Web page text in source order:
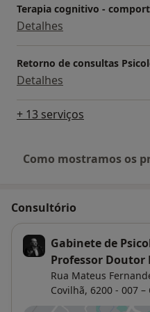
Terapia cognitivo -
Detalhes
Retorno de consultas
Detalhes
+ 13 serviços
Como mostramos os
Consultório
Gabinete de
Professor Doutor
Rua Mateus
Covilhã, 6200 - 007 –